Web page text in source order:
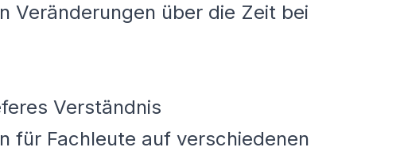
Veränderungen über die Zeit bei
Verständnis
für Fachleute auf verschiedenen